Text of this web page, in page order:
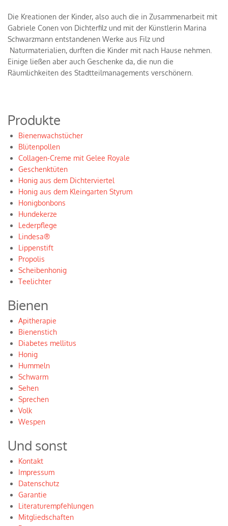
Die Kreationen der Kinder, also auch die in Zusammenarbeit mit
Gabriele Conen von Dichterfilz und mit der Künstlerin Marina
Schwarzmann entstandenen Werke aus Filz und
Naturmaterialien, durften die Kinder mit nach Hause nehmen.
Einige ließen aber auch Geschenke da, die nun die
Räumlichkeiten des Stadtteilmanagements verschönern.
Produkte
Bienenwachstücher
Blütenpollen
Collagen-Creme mit Gelee Royale
Geschenktüten
Honig aus dem Dichterviertel
Honig aus dem Kleingarten Styrum
Honigbonbons
Hundekerze
Lederpflege
Lindesa®
Lippenstift
Propolis
Scheibenhonig
Teelichter
Bienen
Apitherapie
Bienenstich
Diabetes mellitus
Honig
Hummeln
Schwarm
Sehen
Sprechen
Volk
Wespen
Und sonst
Kontakt
Impressum
Datenschutz
Garantie
Literaturempfehlungen
Mitgliedschaften